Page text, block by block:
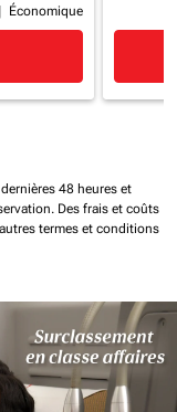
Économique
cmp-pagination-
48 heures et
Des frais et coûts
termes et conditions